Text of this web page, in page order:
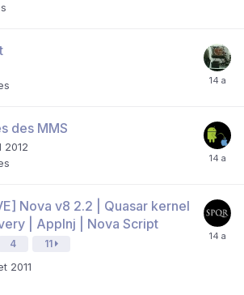
des MMS
2012
Nova v8 2.2 | Quasar kernel
| AppInj | Nova Script
4 11
2011